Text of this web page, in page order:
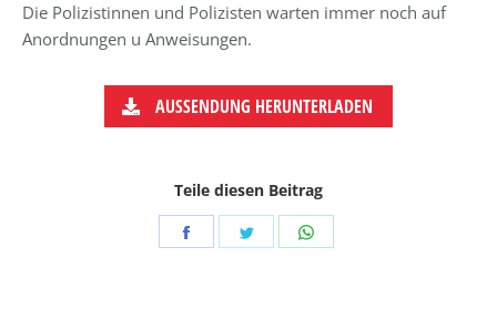
Die Polizistinnen und Polizisten warten immer noch auf
Anordnungen u Anweisungen.
AUSSENDUNG HERUNTERLADEN
Teile diesen Beitrag
Share
Share